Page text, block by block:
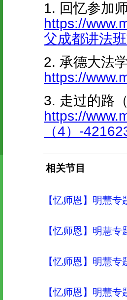
1. 回忆参加
https://
父成都讲法
2. 承德大法
https://
3. 走过的路
https://
（4）-
相关节目
【忆师恩】明慧
【忆师恩】明慧
【忆师恩】明慧
【忆师恩】明慧